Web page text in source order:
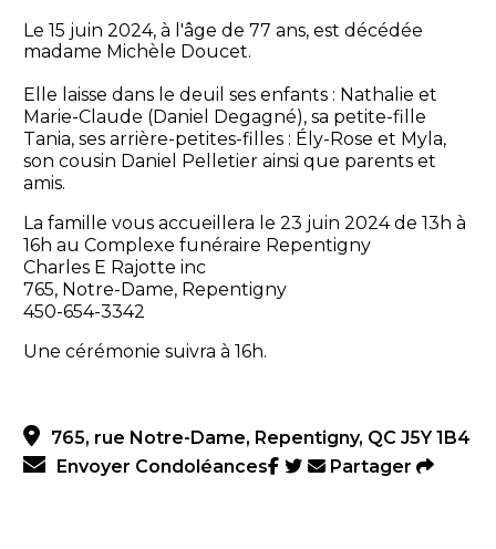
Le 15 juin 2024, à l'âge de 77 ans, est décédée
madame Michèle Doucet.
Elle laisse dans le deuil ses enfants : Nathalie et
Marie-Claude (Daniel Degagné), sa petite-fille
Tania, ses arrière-petites-filles : Ély-Rose et Myla,
son cousin Daniel Pelletier ainsi que parents et
amis.
La famille vous accueillera le 23 juin 2024 de 13h à
16h au Complexe funéraire Repentigny
Charles E Rajotte inc
765, Notre-Dame, Repentigny
450-654-3342
Une cérémonie suivra à 16h.
765, rue Notre-Dame, Repentigny, QC J5Y 1B4
Envoyer Condoléances
Partager